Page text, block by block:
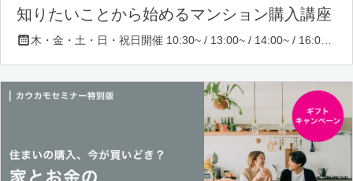
知りたいことから始めるマンション購入講座